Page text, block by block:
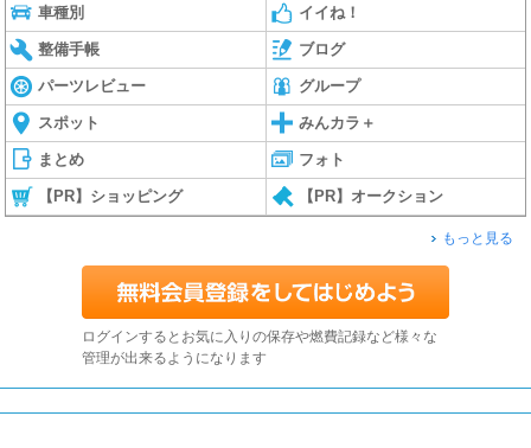
車種別 イイね！
整備手帳 ブログ
パーツレビュー グループ
スポット みんカラ＋
まとめ フォト
【PR】ショッピング 【PR】オークション
もっと見る
ログインするとお気に入りの保存や燃費記録など様々な
管理が出来るようになります